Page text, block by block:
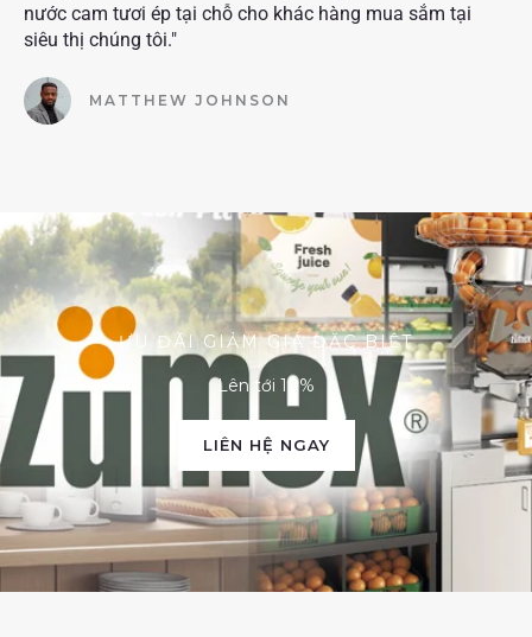
nước cam tươi ép tại chỗ cho khác hàng mua sắm tại
siêu thị chúng tôi."
MATTHEW JOHNSON
ƯU ĐÃI GIẢM GIÁ ĐẶC BIỆT
Lên tới 10%
LIÊN HỆ NGAY